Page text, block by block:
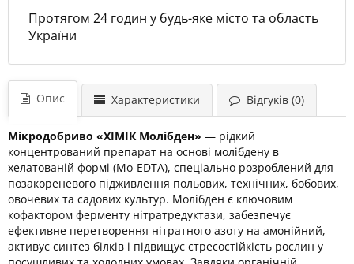
Протягом 24 годин у будь-яке місто та область
України
Опис Характеристики Відгуків (0)
Мікродобриво «ХІМІК Молібден» — рідкий
концентрований препарат на основі молібдену в
хелатованій формі (Mo-EDTA), спеціально розроблений для
позакореневого підживлення польових, технічних, бобових,
овочевих та садових культур. Молібден є ключовим
кофактором ферменту нітратредуктази, забезпечує
ефективне перетворення нітратного азоту на амонійний,
активує синтез білків і підвищує стресостійкість рослин у